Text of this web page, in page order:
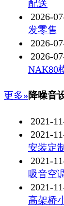
配送
2026-
发零售
2026-
2026-
NAK80
更多»降噪音
2021-
2021-
安装定制
2021-
吸音空
2021-
高架桥